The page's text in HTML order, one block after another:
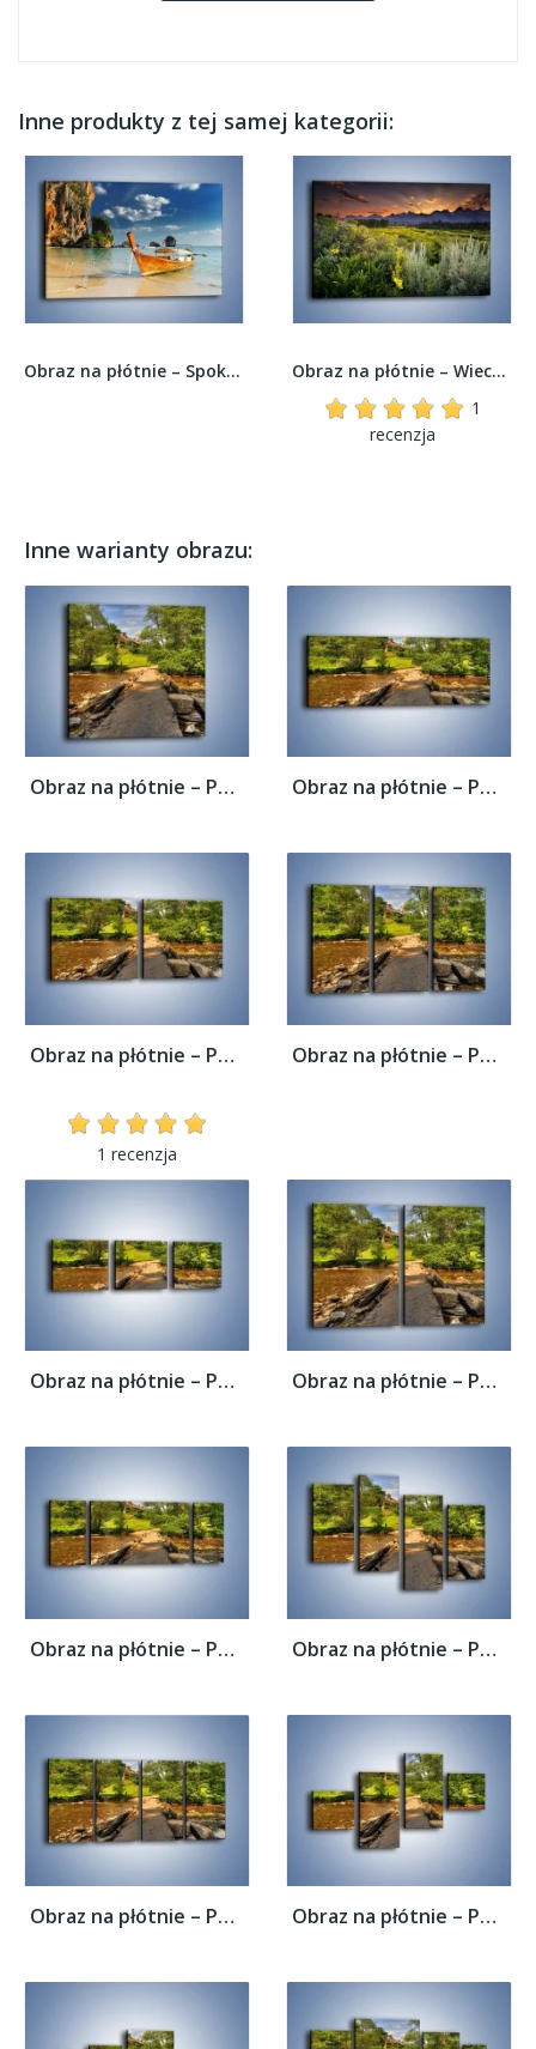
Inne produkty z tej samej kategorii:
Obraz na płótnie – Spokój w niedzielne...
Obraz na płótnie – Wieczorny spokój na polanie...
1
recenzja
Inne warianty obrazu:
Obraz na płótnie – Powrót do rodzinnego... Obraz na płótnie – Powrót do rodzinnego...
Obraz na płótnie – Powrót do rodzinnego...
1 recenzja
Obraz na płótnie – Powrót do rodzinnego...
Obraz na płótnie – Powrót do rodzinnego... Obraz na płótnie – Powrót do rodzinnego...
Obraz na płótnie – Powrót do rodzinnego... Obraz na płótnie – Powrót do rodzinnego...
Obraz na płótnie – Powrót do rodzinnego... Obraz na płótnie – Powrót do rodzinnego...